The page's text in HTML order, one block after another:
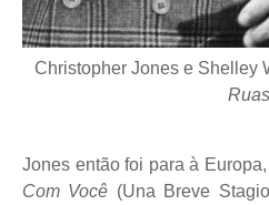
Christopher Jones e Shelley
Ruas
Jones então foi para à
Com Você (Una Breve